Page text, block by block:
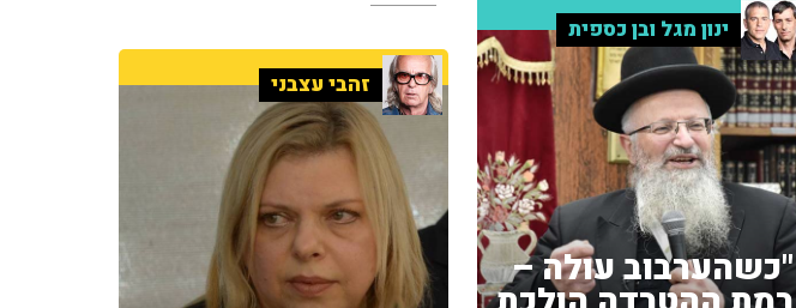
ינון מגל ובן כספית
"כשהערבוב עולה –
זהבי עצבני